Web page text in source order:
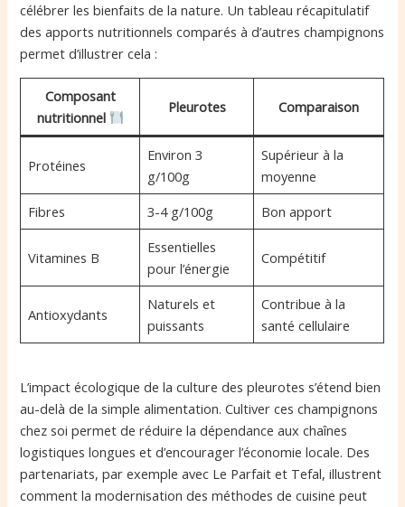
célébrer les bienfaits de la nature. Un tableau récapitulatif
des apports nutritionnels comparés à d’autres champignons
permet d’illustrer cela :
Composant
nutritionnel
Pleurotes Comparaison
Protéines
Environ 3
g/100g
Supérieur à la
moyenne
Fibres
3-4 g/100g Bon apport
Vitamines B
Essentielles
pour l’énergie
Compétitif
Antioxydants
Naturels et
puissants
Contribue à la
santé cellulaire
L’impact écologique de la culture des pleurotes s’étend bien
au-delà de la simple alimentation. Cultiver ces champignons
chez soi permet de réduire la dépendance aux chaînes
logistiques longues et d’encourager l’économie locale. Des
partenariats, par exemple avec Le Parfait et Tefal, illustrent
comment la modernisation des méthodes de cuisine peut